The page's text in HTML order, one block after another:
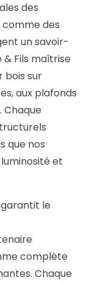
des
des
un savoir-
& Fils maîtrise
bois sur
aux plafonds
Chaque
que nos
et
le
complète
Chaque